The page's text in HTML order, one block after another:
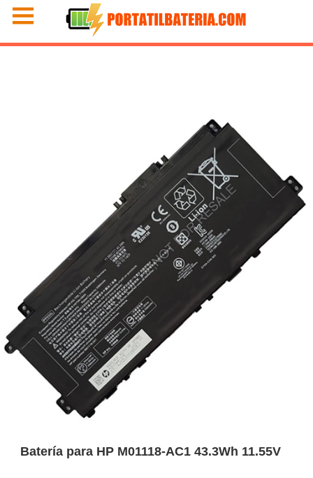
Batería para HP M01118-AC1 43.3Wh 11.55V